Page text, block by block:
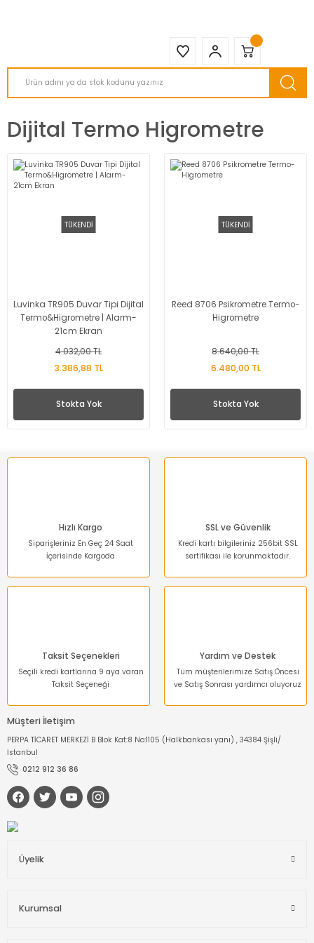
Dijital Termo Higrometre
TÜKENDİ
Luvinka TR905 Duvar Tipi Dijital
Termo&Higrometre | Alarm-
21cm Ekran
4.032,00 TL
3.386,88 TL
Stokta Yok
TÜKENDİ
Reed 8706 Psikrometre Termo-
Higrometre
8.640,00 TL
6.480,00 TL
Stokta Yok
Hızlı Kargo
Siparişleriniz En Geç 24 Saat
İçerisinde Kargoda
SSL ve Güvenlik
Kredi kartı bilgileriniz 256bit SSL
sertifikası ile korunmaktadır.
Taksit Seçenekleri
Seçili kredi kartlarına 9 aya varan
Taksit Seçeneği
Yardım ve Destek
Tüm müşterilerimize Satış Öncesi
ve Satış Sonrası yardımcı oluyoruz
Müşteri İletişim
PERPA TİCARET MERKEZİ B Blok Kat:8 No:1105 (Halkbankası yanı) , 34384 Şişli/
İstanbul
0212 912 36 86
Üyelik
Kurumsal